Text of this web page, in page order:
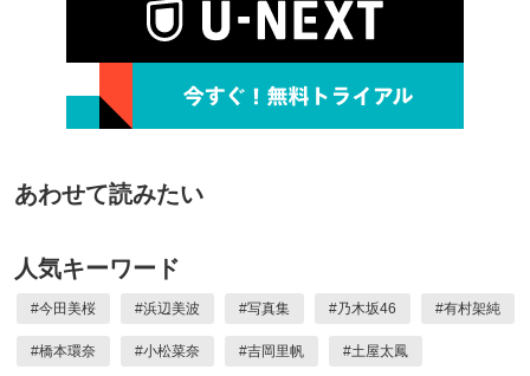
あわせて読みたい
人気キーワード
#今田美桜 #浜辺美波 #写真集 #乃木坂46 #有村架純
#橋本環奈 #小松菜奈 #吉岡里帆 #土屋太鳳